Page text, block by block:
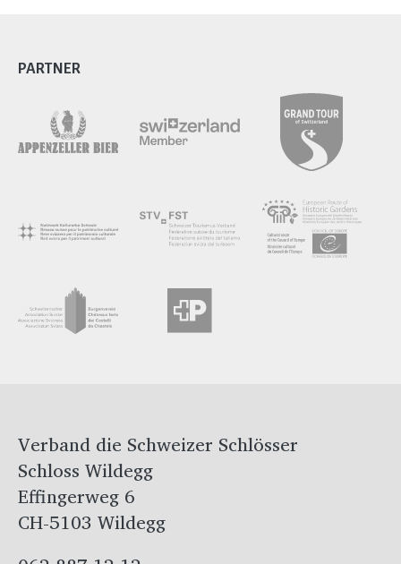
PARTNER
Verband die Schweizer Schlösser
Schloss Wildegg
Effingerweg 6
CH-5103 Wildegg